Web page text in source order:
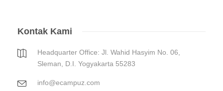
Kontak Kami
Headquarter Office: Jl. Wahid Hasyim No. 06,
Sleman, D.I. Yogyakarta 55283
info@ecampuz.com